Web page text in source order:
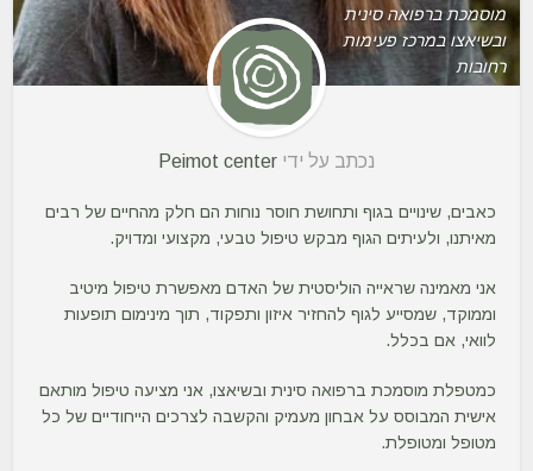
מוסמכת ברפואה סינית
ובשיאצו במרכז פעימות
רחובות
נכתב על ידי Peimot center
כאבים, שינויים בגוף ותחושת חוסר נוחות הם חלק מהחיים של רבים
מאיתנו, ולעיתים הגוף מבקש טיפול טבעי, מקצועי ומדויק.
אני מאמינה שראייה הוליסטית של האדם מאפשרת טיפול מיטיב
וממוקד, שמסייע לגוף להחזיר איזון ותפקוד, תוך מינימום תופעות
לוואי, אם בכלל.
כמטפלת מוסמכת ברפואה סינית ובשיאצו, אני מציעה טיפול מותאם
אישית המבוסס על אבחון מעמיק והקשבה לצרכים הייחודיים של כל
מטופל ומטופלת.